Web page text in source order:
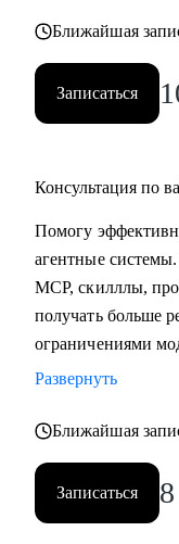
Ближайшая
Записаться
Консультация по
Помогу
агентные
MCP, скилллы,
получать больше
ограничениями
Развернуть
Ближайшая
Записаться